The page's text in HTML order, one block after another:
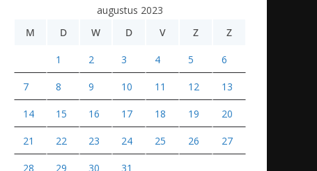
augustus 2023
M
D W D V Z Z
1 2 3 4 5 6
7 8 9 10 11 12 13
14 15 16 17 18 19 20
21 22 23 24 25 26 27
28 29 30 31